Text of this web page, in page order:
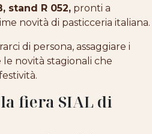
stand R 052, pronti a
novità di pasticceria italiana.
di persona, assaggiare i
novità stagionali che
fiera SIAL di